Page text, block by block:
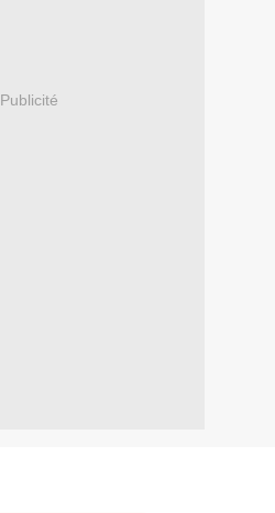
Publicité